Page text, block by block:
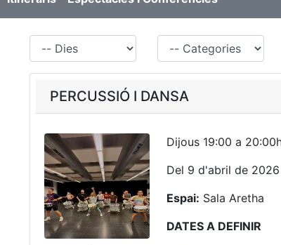
PERCUSSIÓ I DANSA
Dijous 19:00 a
Del 9 d'abril de
Espai: Sala Aretha
DATES A DEFINIR